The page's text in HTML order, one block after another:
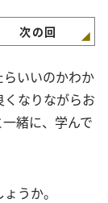
次の回
いいのかわか
なりながらお
緒に、学んで
うか。